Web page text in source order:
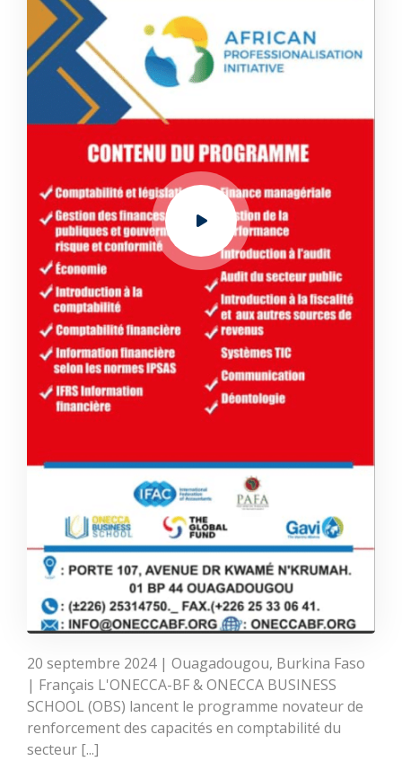
20 septembre 2024 | Ouagadougou, Burkina Faso
| Français L'ONECCA-BF & ONECCA BUSINESS
SCHOOL (OBS) lancent le programme novateur de
renforcement des capacités en comptabilité du
secteur [...]